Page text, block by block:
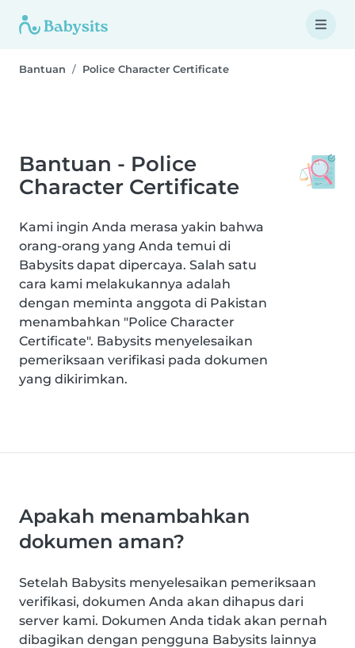
Bantuan Police Character Certificate
Bantuan - Police
Character Certificate
Kami ingin Anda merasa yakin bahwa
orang-orang yang Anda temui di
Babysits dapat dipercaya. Salah satu
cara kami melakukannya adalah
dengan meminta anggota di Pakistan
menambahkan "Police Character
Certificate". Babysits menyelesaikan
pemeriksaan verifikasi pada dokumen
yang dikirimkan.
Apakah menambahkan
dokumen aman?
Setelah Babysits menyelesaikan pemeriksaan
verifikasi, dokumen Anda akan dihapus dari
server kami. Dokumen Anda tidak akan pernah
dibagikan dengan pengguna Babysits lainnya